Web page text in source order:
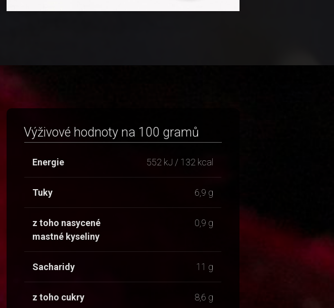
Výživové hodnoty na 100 gramů
Energie 552 kJ / 132 kcal
Tuky 6,9 g
z toho nasycené
mastné kyseliny
0,9 g
Sacharidy 11 g
z toho cukry 8,6 g